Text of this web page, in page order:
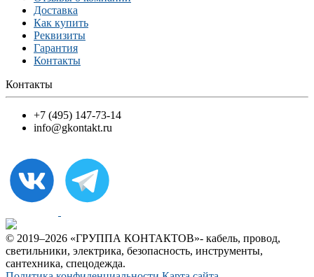
Доставка
Как купить
Реквизиты
Гарантия
Контакты
Контакты
+7 (495) 147-73-14
info@gkontakt.ru
© 2019–2026 «ГРУППА КОНТАКТОВ»- кабель, провод,
светильники, электрика, безопасность, инструменты,
сантехника, спецодежда.